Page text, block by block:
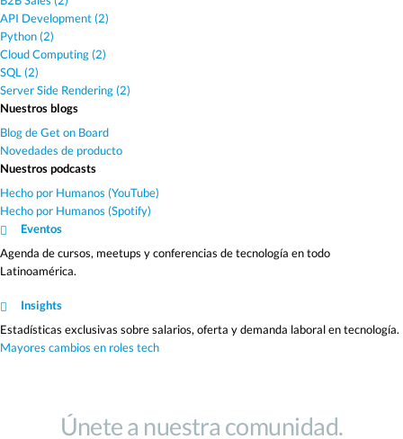
API Development (2)
Python (2)
Cloud Computing (2)
SQL (2)
Server Side Rendering (2)
Nuestros blogs
Blog de Get on Board
Novedades de producto
Nuestros podcasts
Hecho por Humanos (YouTube)
Hecho por Humanos (Spotify)
Eventos
Agenda de cursos, meetups y conferencias de tecnología en todo
Latinoamérica.
Insights
Estadísticas exclusivas sobre salarios, oferta y demanda laboral en tecnología.
Mayores cambios en roles tech
Únete a nuestra comunidad.